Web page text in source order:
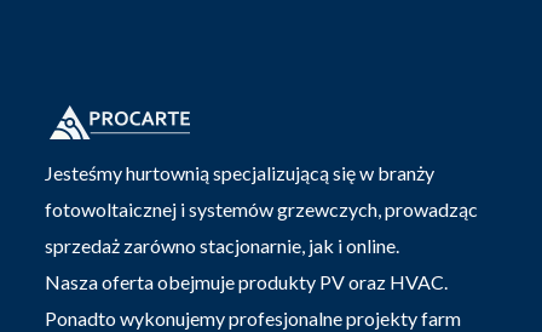
Jesteśmy hurtownią specjalizującą się w branży
fotowoltaicznej i systemów grzewczych, prowadząc
sprzedaż zarówno stacjonarnie, jak i online.
Nasza oferta obejmuje produkty PV oraz HVAC.
Ponadto wykonujemy profesjonalne projekty farm